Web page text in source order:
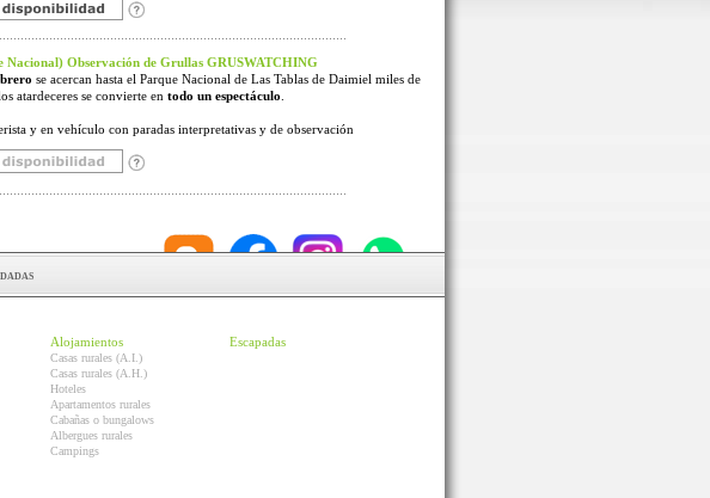
Observación de Grullas GRUSWATCHING
se acercan hasta el Parque Nacional de Las Tablas de Daimiel miles de
atardeceres se convierte en todo un espectáculo
y en vehículo con paradas interpretativas y de observación
Alojamientos
Casas rurales (A.I.)
Casas rurales (A.H.)
Hoteles
Apartamentos rurales
Cabañas o bungalows
Albergues rurales
Campings
Escapadas